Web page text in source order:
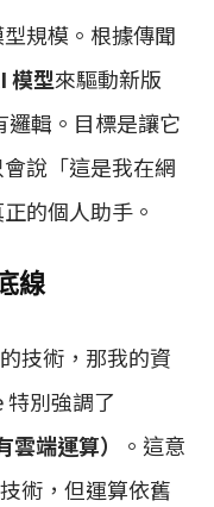
規模。根據傳聞
模型來驅動新版
邏輯。目標是讓它
說「這是我在網
的個人助手。
線
技術，那我的資
別強調了
端運算）
。這意
術，但運算依舊